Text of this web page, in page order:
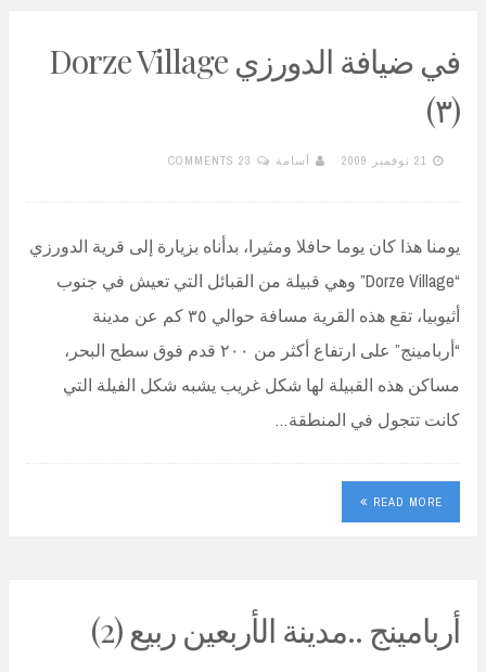
في ضيافة الدورزي Dorze Village
(٣)
21 نوفمبر 2009 أسامة 23 COMMENTS
يومنا هذا كان يوما حافلا ومثيرا، بدأناه بزيارة إلى قرية الدورزي
“Dorze Village” وهي قبيلة من القبائل التي تعيش في جنوب
أثيوبيا، تقع هذه القرية مسافة حوالي ٣٥ كم عن مدينة
“أربامينج” على ارتفاع أكثر من ٢٠٠ قدم فوق سطح البحر،
مساكن هذه القبيلة لها شكل غريب يشبه شكل الفيلة التي
كانت تتجول في المنطقة…
READ MORE
أربامينج ..مدينة الأربعين ربيع (2)